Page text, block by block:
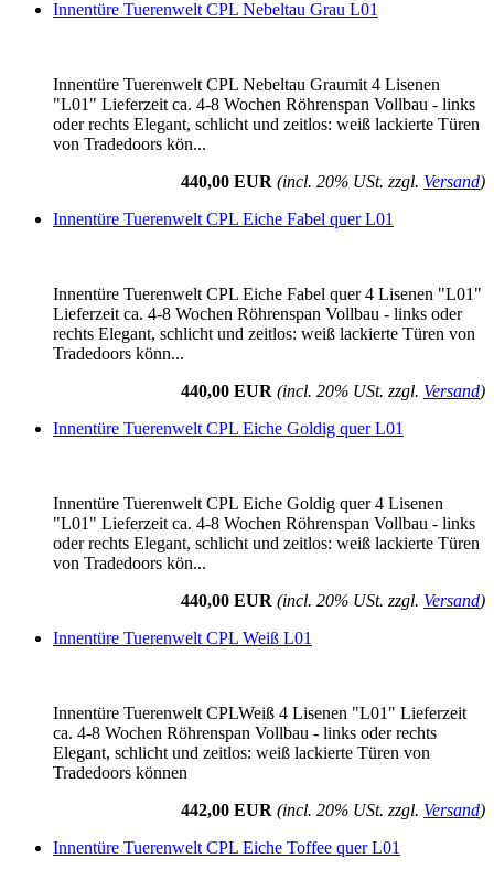
Innentüre Tuerenwelt CPL Nebeltau Grau L01
Innentüre Tuerenwelt CPL Nebeltau Graumit 4 Lisenen
"L01" Lieferzeit ca. 4-8 Wochen Röhrenspan Vollbau - links
oder rechts Elegant, schlicht und zeitlos: weiß lackierte Türen
von Tradedoors kön...
440,00 EUR (incl. 20% USt. zzgl. Versand)
Innentüre Tuerenwelt CPL Eiche Fabel quer L01
Innentüre Tuerenwelt CPL Eiche Fabel quer 4 Lisenen "L01"
Lieferzeit ca. 4-8 Wochen Röhrenspan Vollbau - links oder
rechts Elegant, schlicht und zeitlos: weiß lackierte Türen von
Tradedoors könn...
440,00 EUR (incl. 20% USt. zzgl. Versand)
Innentüre Tuerenwelt CPL Eiche Goldig quer L01
Innentüre Tuerenwelt CPL Eiche Goldig quer 4 Lisenen
"L01" Lieferzeit ca. 4-8 Wochen Röhrenspan Vollbau - links
oder rechts Elegant, schlicht und zeitlos: weiß lackierte Türen
von Tradedoors kön...
440,00 EUR (incl. 20% USt. zzgl. Versand)
Innentüre Tuerenwelt CPL Weiß L01
Innentüre Tuerenwelt CPLWeiß 4 Lisenen "L01" Lieferzeit
ca. 4-8 Wochen Röhrenspan Vollbau - links oder rechts
Elegant, schlicht und zeitlos: weiß lackierte Türen von
Tradedoors können
442,00 EUR (incl. 20% USt. zzgl. Versand)
Innentüre Tuerenwelt CPL Eiche Toffee quer L01